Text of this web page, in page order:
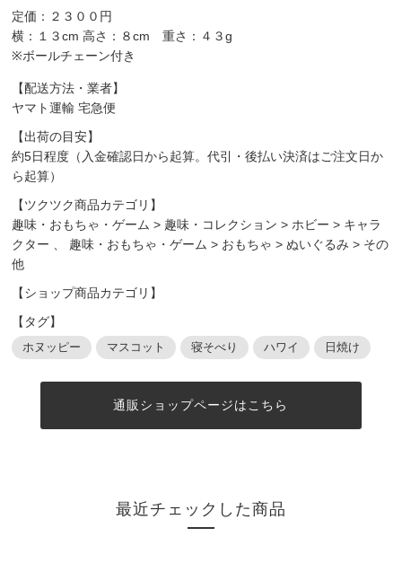
定価：２３００円
横：１３cm 高さ：８cm 重さ：４３g
※ボールチェーン付き
【配送方法・業者】
ヤマト運輸 宅急便
【出荷の目安】
約5日程度（入金確認日から起算。代引・後払い決済はご注文日か
ら起算）
【ツクツク商品カテゴリ】
趣味・おもちゃ・ゲーム > 趣味・コレクション > ホビー > キャラ
クター
趣味・おもちゃ・ゲーム > おもちゃ >ぬいぐるみ > その
他
【ショップ商品カテゴリ】
【タグ】
ホヌッピー マスコット 寝そべり ハワイ 日焼け
通販ショップページはこちら
最近チェックした商品